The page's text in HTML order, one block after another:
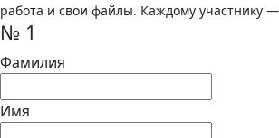
работа и свои файлы. Каждому участнику
№ 1
Фамилия
Имя